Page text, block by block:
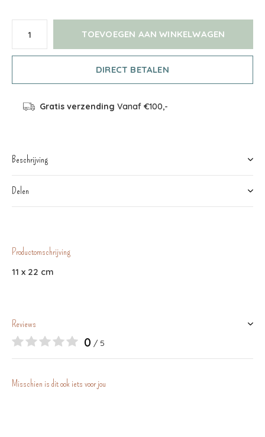
TOEVOEGEN AAN WINKELWAGEN
DIRECT BETALEN
Gratis verzending Vanaf €100,-
Beschrijving
Delen
Productomschrijving
11 x 22 cm
Reviews
0 / 5
Misschien is dit ook iets voor jou